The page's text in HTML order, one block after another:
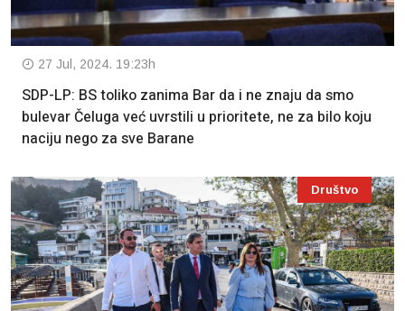
27 Jul, 2024. 19:23h
SDP-LP: BS toliko zanima Bar da i ne znaju da smo
bulevar Čeluga već uvrstili u prioritete, ne za bilo koju
naciju nego za sve Barane
Društvo